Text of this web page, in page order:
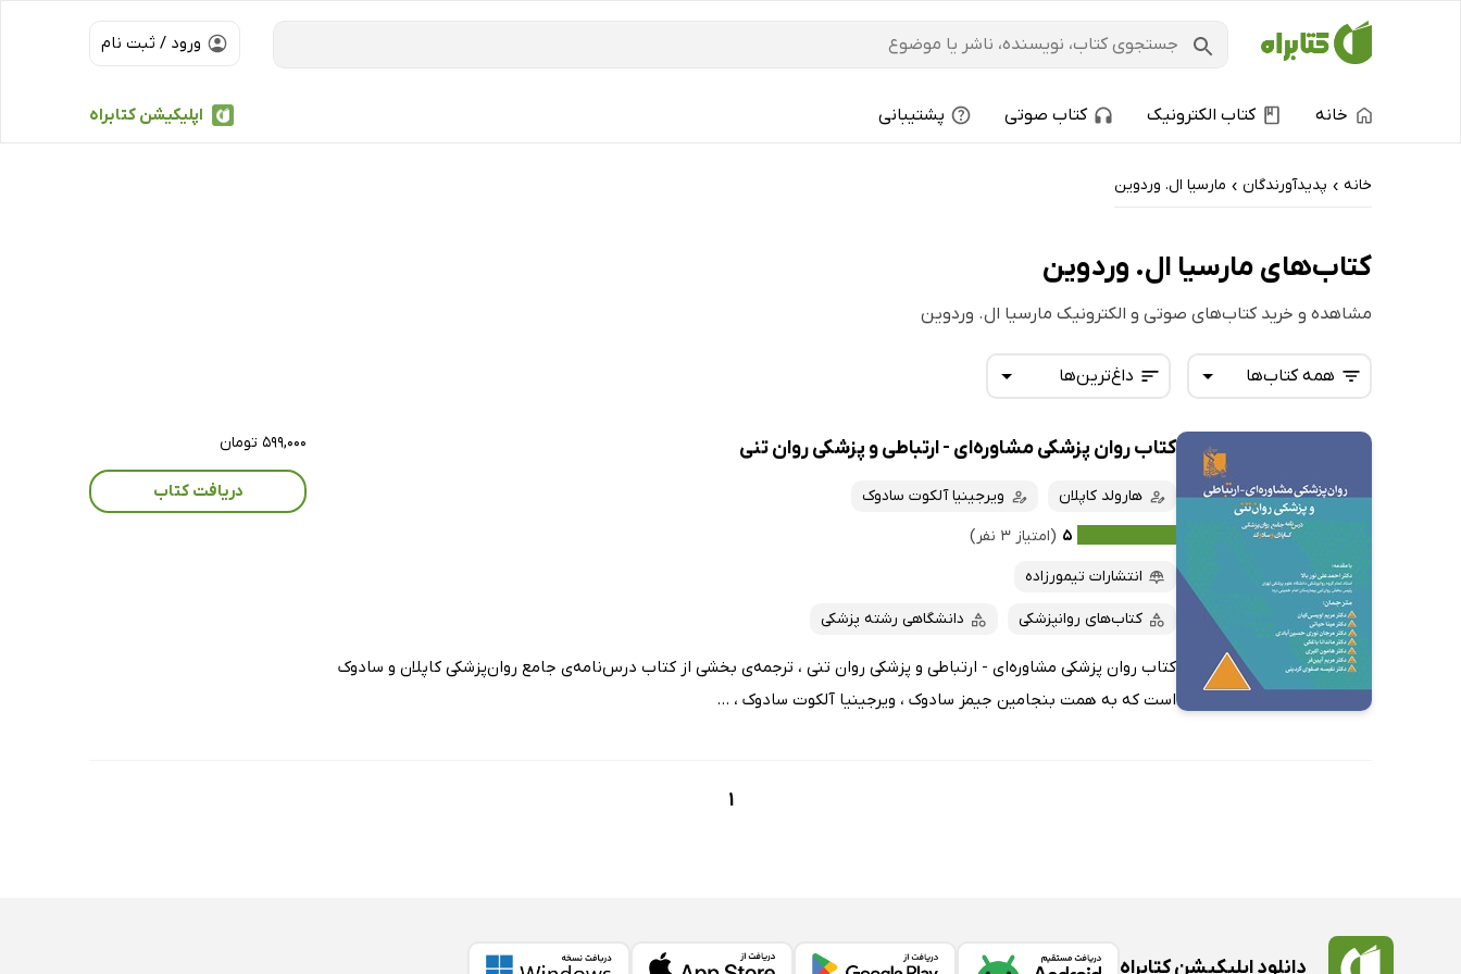
ورود / ثبت نام
اپلیکیشن کتابراه خانه کتاب الکترونیک کتاب صوتی پشتیبانی
خانه › پدیدآورندگان › مارسیا ال. وردوین
کتاب‌های مارسیا ال. وردوین
مشاهده و خرید کتاب‌های صوتی و الکترونیک مارسیا ال. وردوین
داغ‌ترین‌ها
تازه‌ها
داغ‌ترین‌ها
پربحث‌ها
ارزان ترین‌ها
همه کتاب‌ها
کتاب‌های صوتی
کتاب‌های متنی
کتاب روان پزشکی مشاوره‌ای - ارتباطی و پزشکی روان تنی
هارولد کاپلان
ویرجینیا آلکوت سادوک
۵ (امتیاز ۳ نفر)
انتشارات تیمورزاده
کتاب‌های روانپزشکی دانشگاهی رشته پزشکی
کتاب روان پزشکی مشاوره‌ای - ارتباطی و پزشکی روان تنی ، ترجمه‌ی بخشی از کتاب درس‌نامه‌ی جامع روان‌پزشکی کاپلان و سادوک
است که به همت بنجامین جیمز سادوک ، ویرجینیا آلکوت سادوک ، ...
۵۹۹,۰۰۰ تومان
دریافت کتاب
1
دانلود اپلیکیشن کتابراه